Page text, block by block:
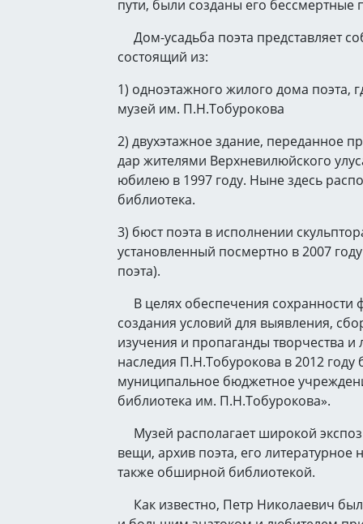
пути, были созданы его бессмертные
Дом-усадьба поэта представляет
состоящий из:
1) одноэтажного жилого дома поэта,
музей им. П.Н.Тобурокова
2) двухэтажное здание, переданное
дар жителями Верхневилюйского
юбилею в 1997 году. Ныне здесь
библиотека.
3) бюст поэта в исполнении
установленный посмертно в 2007
поэта).
В целях обеспечения сохранности
создания условий для выявления,
изучения и пропаганды творчества и
наследия П.Н.Тобурокова в 2012 году
муниципальное бюджетное
библиотека им. П.Н.Тобурокова».
Музей располагает широкой
вещи, архив поэта, его литературное
также обширной библиотекой.
Как известно, Петр Николаевич